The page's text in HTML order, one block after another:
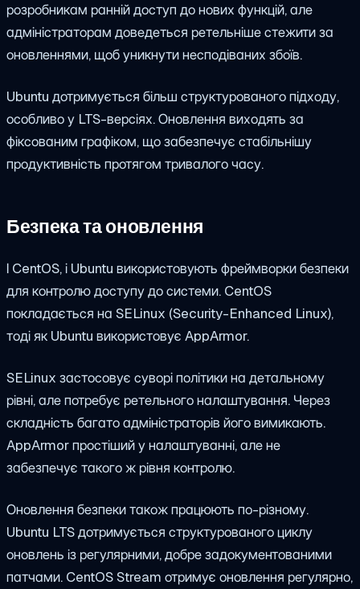
розробникам ранній доступ до нових функцій, але
адміністраторам доведеться ретельніше стежити за
оновленнями, щоб уникнути несподіваних збоїв.
Ubuntu дотримується більш структурованого підходу,
особливо у LTS-версіях. Оновлення виходять за
фіксованим графіком, що забезпечує стабільнішу
продуктивність протягом тривалого часу.
Безпека та оновлення
І CentOS, і Ubuntu використовують фреймворки безпеки
для контролю доступу до системи. CentOS
покладається на SELinux (Security-Enhanced Linux),
тоді як Ubuntu використовує AppArmor.
SELinux застосовує суворі політики на детальному
рівні, але потребує ретельного налаштування. Через
складність багато адміністраторів його вимикають.
AppArmor простіший у налаштуванні, але не
забезпечує такого ж рівня контролю.
Оновлення безпеки також працюють по-різному.
Ubuntu LTS дотримується структурованого циклу
оновлень із регулярними, добре задокументованими
патчами. CentOS Stream отримує оновлення регулярно,